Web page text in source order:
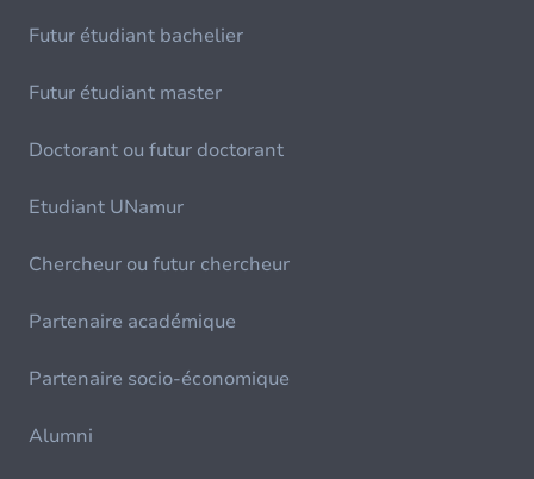
Futur étudiant bachelier
Futur étudiant master
Doctorant ou futur doctorant
Etudiant UNamur
Chercheur ou futur chercheur
Partenaire académique
Partenaire socio-économique
Alumni